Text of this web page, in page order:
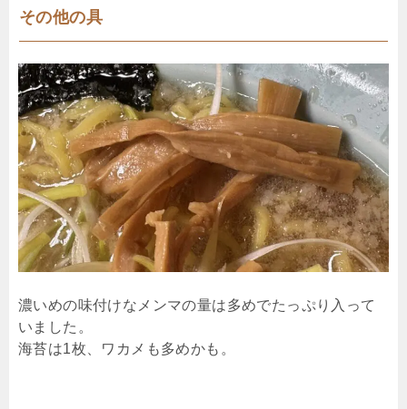
その他の具
濃いめの味付けなメンマの量は多めでたっぷり入って
いました。
海苔は1枚、ワカメも多めかも。